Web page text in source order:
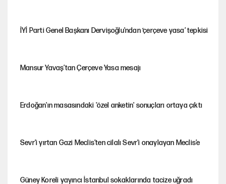
İYİ Parti Genel Başkanı Dervişoğlu'ndan ‘çerçeve yasa’ tepkisi
Mansur Yavaş’tan Çerçeve Yasa mesajı
Erdoğan'ın masasındaki 'özel anketin' sonuçları ortaya çıktı
Sevr’i yırtan Gazi Meclis’ten cilalı Sevr’i onaylayan Meclis’e
Güney Koreli yayıncı İstanbul sokaklarında tacize uğradı